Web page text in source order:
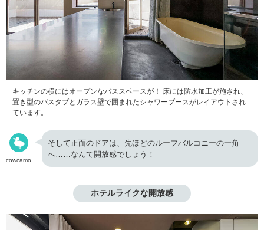
キッチンの横にはオープンなバススペースが！ 床には防水加工が施され、
置き型のバスタブとガラス壁で囲まれたシャワーブースがレイアウトされ
ています。
cowcamo
そして正面のドアは、先ほどのルーフバルコニーの一角
へ……なんて開放感でしょう！
ホテルライクな開放感